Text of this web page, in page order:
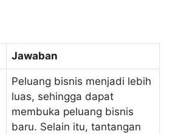
Jawaban
Peluang bisnis menjadi lebih
luas, sehingga dapat
membuka peluang bisnis
baru. Selain itu, tantangan